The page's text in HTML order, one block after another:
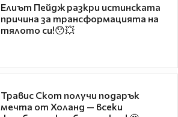
Елиът Пейдж разкри истинската
причина за трансформацията на
тялото си!😯💥
Травис Скот получи подарък
мечта от Холанд — всеки